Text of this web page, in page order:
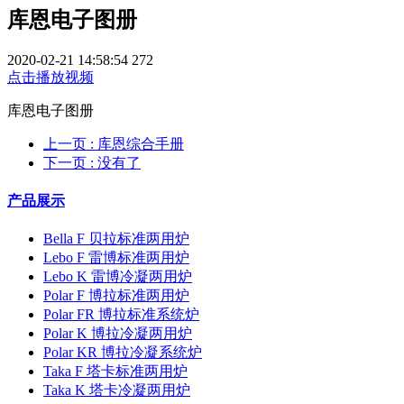
库恩电子图册
2020-02-21 14:58:54 272
点击播放视频
库恩电子图册
上一页 : 库恩综合手册
下一页 : 没有了
产品展示
Bella F 贝拉标准两用炉
Lebo F 雷博标准两用炉
Lebo K 雷博冷凝两用炉
Polar F 博拉标准两用炉
Polar FR 博拉标准系统炉
Polar K 博拉冷凝两用炉
Polar KR 博拉冷凝系统炉
Taka F 塔卡标准两用炉
Taka K 塔卡冷凝两用炉